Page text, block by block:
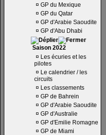
¤ GP du Mexique
¤ GP du Qatar
¤ GP d'Arabie Saoudite
¤ GP d'Abu Dhabi
Saison 2022
¤ Les écuries et les
pilotes
¤ Le calendrier / les
circuits
¤ Les classements
¤ GP de Bahrein
¤ GP d'Arabie Saoudite
¤ GP d'Australie
¤ GP d'Emilie Romagne
¤ GP de Miami